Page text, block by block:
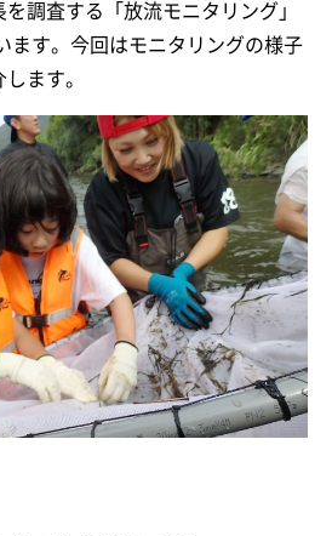
調査する「放流モニタリング」
ます。今回はモニタリングの様子
ます。